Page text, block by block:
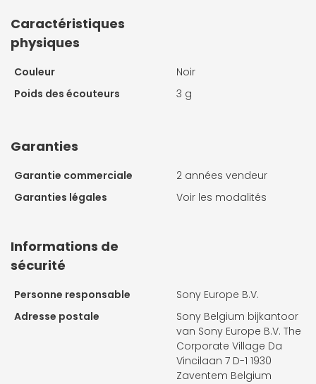
Caractéristiques
physiques
Couleur
Noir
Poids des écouteurs
3 g
Garanties
Garantie commerciale
2 années vendeur
Garanties légales
Voir les modalités
Informations de
sécurité
Personne responsable
Sony Europe B.V.
Adresse postale
Sony Belgium bijkantoor
van Sony Europe B.V. The
Corporate Village Da
Vincilaan 7 D-1 1930
Zaventem Belgium